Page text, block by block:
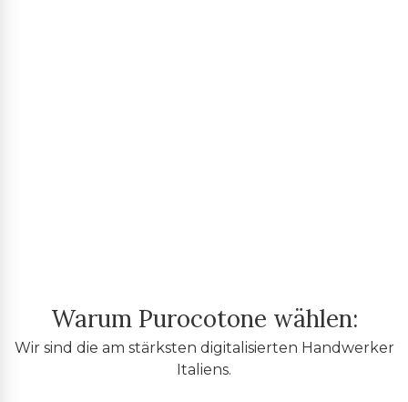
Warum Purocotone wählen:
Wir sind die am stärksten digitalisierten Handwerker
Italiens.